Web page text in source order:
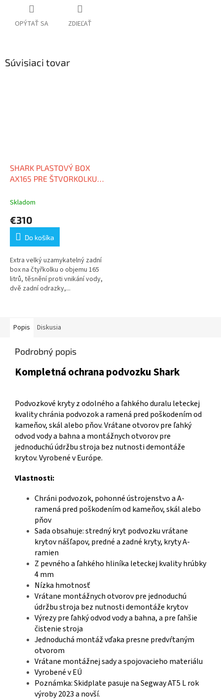
OPÝTAŤ SA ZDIEĽAŤ
Súvisiaci tovar
SHARK PLASTOVÝ BOX
AX165 PRE ŠTVORKOLKU
Skladom
€310
Do košíka
Extra velký uzamykatelný zadní
box na čtyřkolku o objemu 165
litrů, těsnění proti vnikání vody,
dvě zadní odrazky,...
Popis Diskusia
Podrobný popis
Kompletná ochrana podvozku Shark
Podvozkové kryty z odolného a ľahkého duralu leteckej
kvality chránia podvozok a ramená pred poškodením od
kameňov, skál alebo pňov. Vrátane otvorov pre ľahký
odvod vody a bahna a montážnych otvorov pre
jednoduchú údržbu stroja bez nutnosti demontáže
krytov. Vyrobené v Európe.
Vlastnosti:
Chráni podvozok, pohonné ústrojenstvo a A-
ramená pred poškodením od kameňov, skál alebo
pňov
Sada obsahuje: stredný kryt podvozku vrátane
krytov nášľapov, predné a zadné kryty, kryty A-
ramien
Z pevného a ľahkého hliníka leteckej kvality hrúbky
4 mm
Nízka hmotnosť
Vrátane montážnych otvorov pre jednoduchú
údržbu stroja bez nutnosti demontáže krytov
Výrezy pre ľahký odvod vody a bahna, a pre ľahšie
čistenie stroja
Jednoduchá montáž vďaka presne predvŕtaným
otvorom
Vrátane montážnej sady a spojovacieho materiálu
Vyrobené v EÚ
Poznámka: Skidplate pasuje na Segway AT5 L rok
výroby 2023 a novší.